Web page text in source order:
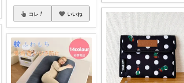
コレ いいね